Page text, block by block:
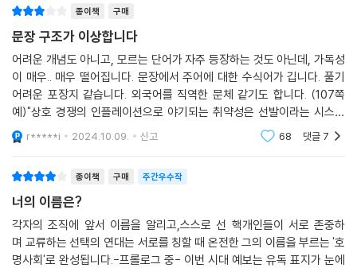
출처
참고도서
자동화 서비스를 통해 1인 창작자가 모든 것을 해결할 수 있다. 이를 ‘극소
화’라 한다.
이처럼 수명은 점점 길어지는데 현실 정년은 바뀌지 않고, 기술의 발전으
로 직업의 수명은 오히려 짧아지는 시대가 왔다. 여기에 유동화와 극소화
로 조직은 점점 작아지고 개인은 점점 커지도록 사회를 이끌고 있다. 이제
우리는 어렵게 들어간 회사의 간판과 직책이 더 이상 우리를 지켜주지 않
는다는 것을 깨닫는 중이다. 나보다 직업이 먼저 사라질 시대에 앞서 살아
간 선배들의 조언도 별 도움이 되지 않는다. 급변한 사회 시스템과 시대정
신이 가져올 가장 큰 변화는 나의 이름을 찾고 서로의 이름을 불러주는 ‘호
명사회’의 도래다. 산업혁명 이후 팽창한 조직에서 우리는 자신의 이름을
조금씩 잃었다. 이제 조직의 확장이 저물고 수축기로 접어든 시대에 우리
는 조직에 가려져 있던 ‘나의 이름’을 되찾아야 한다.
종이책 구매
문장 구조가 이상합니다
어려운 개념도 아니고, 모르는 단어가 자주 등장하는 것도 아닌데, 가독성
이 매우.. 매우 떨어집니다. 문장에서 주어에 대한 수식어가 깁니다. 풀기
어려운 포장지 같습니다. 외국어를 직역한 문체 같기도 합니다. (107쪽
예)"상호 경쟁의 인플레이션으로 야기되는 취약성은 선발이라는 시스템
에서 출발합니다." 이게 한국어인가요? 제가 뭘 읽은 건지, 다시 읽어보게
됩니다. 이 문장이
r*****i 2024.10.09. 신고 68 댓글 7
종이책 구매 주간우수작
너의 이름은?
각자의 조직에 앞서 이름을 알리고,스스로 선 핵개인들이 서로 존중하
며 교류하는 선택의 연대는 서로를 칭할 때 온전한 그의 이름을 부르는 '호
명사회'로 완성됩니다.-프롤로그 중- 이번 시대 예보는 유독 표지가 눈에